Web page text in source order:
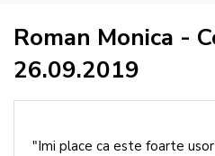
Roman Monica -
26.09.2019
"Imi place ca este foarte